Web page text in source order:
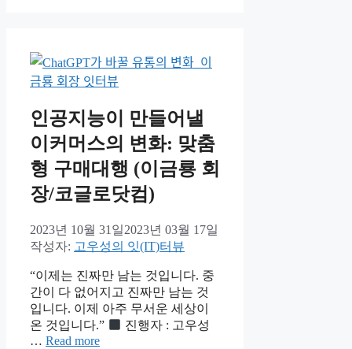
인공지능이 만들어낼
이커머스의 변화: 맞춤
형 구매대행 (이금룡 회
장/코글로닷컴)
2023년 10월 31일2023년 03월 17일
작성자: 고우성의 잇(IT)터뷰
“이제는 진짜만 남는 것입니다. 중
간이 다 없어지고 진짜만 남는 것
입니다. 이제 아주 무서운 세상이
온 것입니다.”
진행자 : 고우성
… Read more